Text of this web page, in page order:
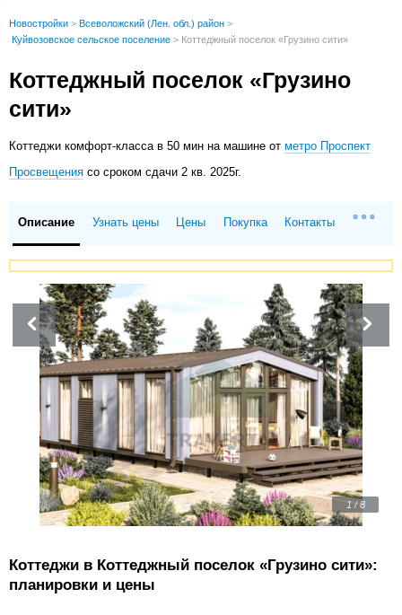
Новостройки > Всеволожский (Лен. обл.) район >
Куйвозовское сельское поселение > Коттеджный поселок «Грузино сити»
Коттеджный поселок «Грузино
сити»
Коттеджи комфорт-класса в 50 мин на машине отметро Проспект
Просвещения со сроком сдачи 2 кв. 2025г.
Описание Узнать цены Цены Покупка Контакты
1 / 8
Коттеджи в Коттеджный поселок «Грузино сити»:
планировки и цены